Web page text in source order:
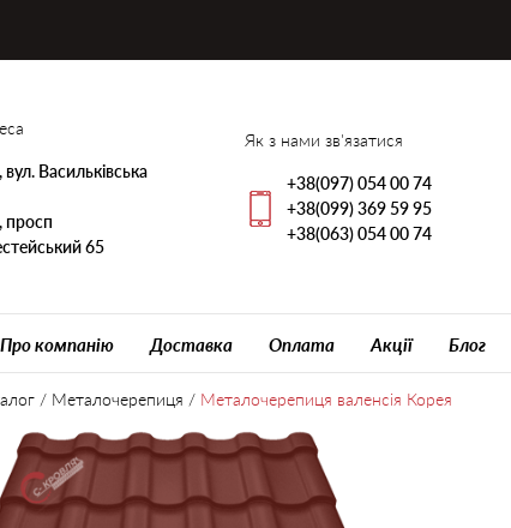
вул. Васильківська
просп
65
Як з нами зв'язатися
+38(097) 054 00 74
+38(099) 369 59 95
+38(063) 054 00 74
Про компанію Доставка Оплата Акції Блог
/ Металочерепиця / Металочерепиця валенсія Корея